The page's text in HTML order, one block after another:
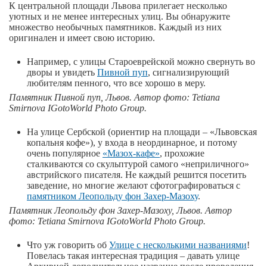
К центральной площади Львова прилегает несколько
уютных и не менее интересных улиц. Вы обнаружите
множество необычных памятников. Каждый из них
оригинален и имеет свою историю.
Например, с улицы Староеврейской можно свернуть во
дворы и увидеть Пивной пуп, сигнализирующий
любителям пенного, что все хорошо в меру.
Памятник Пивной пуп, Львов. Автор фото: Tetiana
Smirnova IGotoWorld Photo Group.
На улице Сербской (ориентир на площади – «Львовская
копальня кофе»), у входа в неординарное, и потому
очень популярное «Мазох-кафе», прохожие
сталкиваются со скульптурой самого «неприличного»
австрийского писателя. Не каждый решится посетить
заведение, но многие желают сфотографироваться с
памятником Леопольду фон Захер-Мазоху.
Памятник Леопольду фон Захер-Мазоху, Львов. Автор
фото: Tetiana Smirnova IGotoWorld Photo Group.
Что уж говорить об Улице с несколькими названиями!
Повелась такая интересная традиция – давать улице